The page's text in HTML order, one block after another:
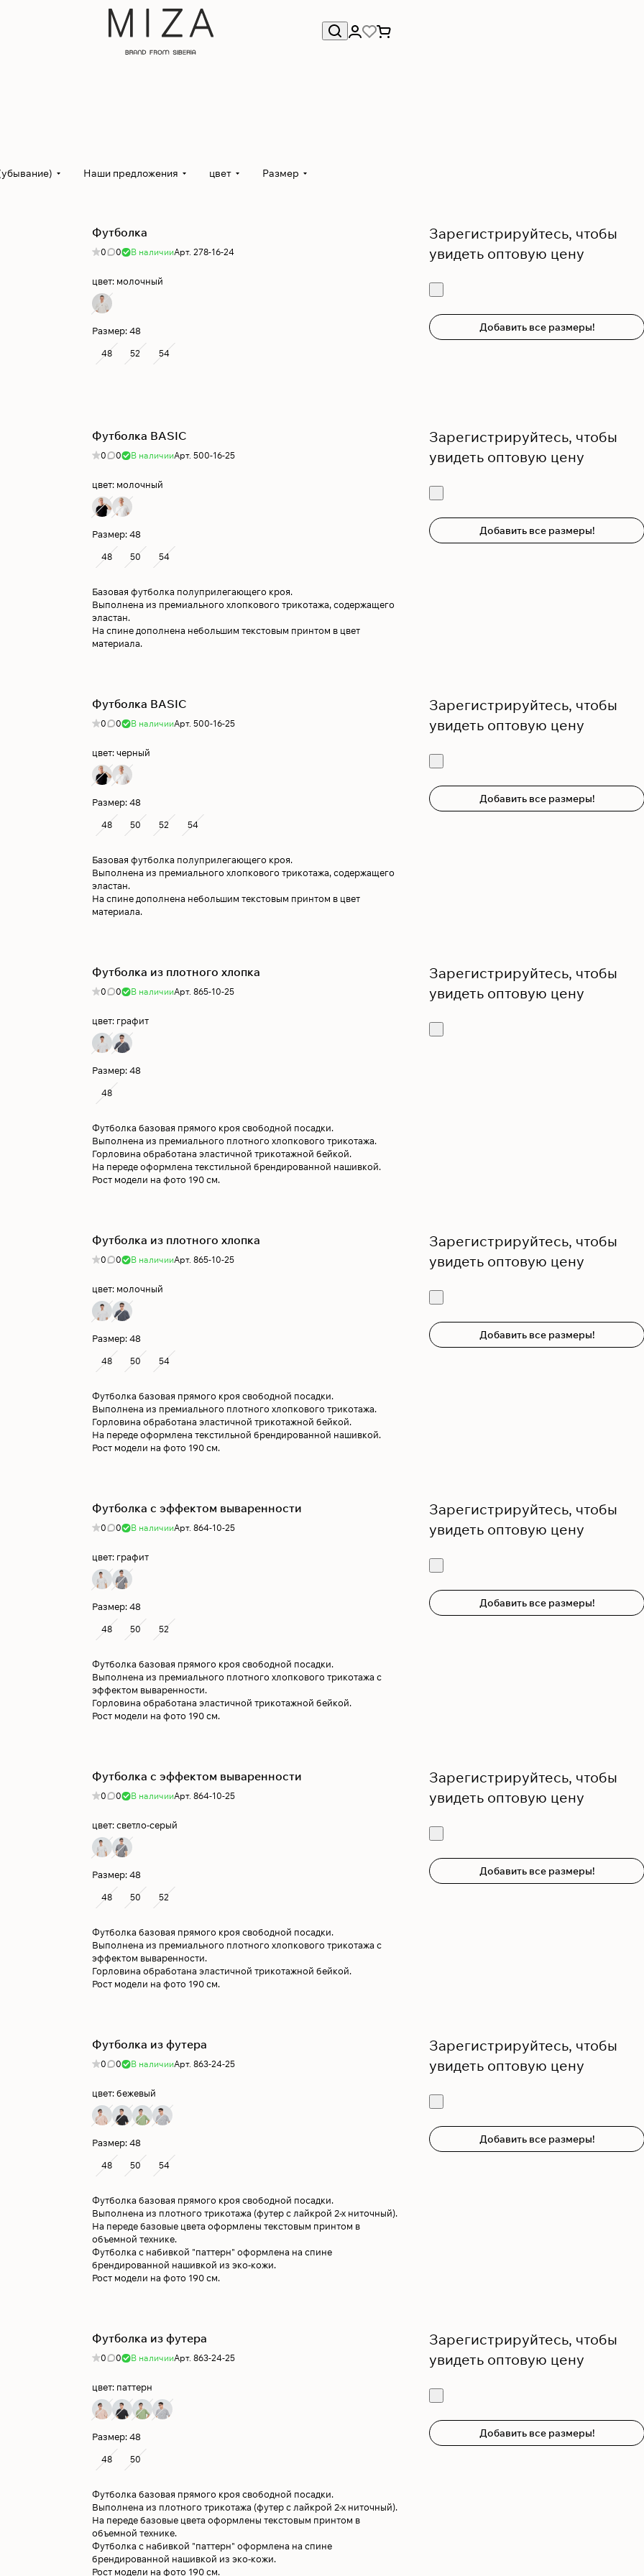
Наши предложения цвет Размер
Футболка
0 0 В наличииАрт. 278-16-24
цвет: молочный
Размер:48
48 52 54
Зарегистрируйтесь, чтобы
увидеть оптовую цену
Добавить все размеры!
Футболка BASIC
0 0 В наличииАрт. 500-16-25
цвет: молочный
Размер:48
48 50 54
Базовая футболка полуприлегающего кроя.
Выполнена из премиального хлопкового трикотажа, содержащего
эластан.
На спине дополнена небольшим текстовым принтом в цвет
материала.
Зарегистрируйтесь, чтобы
увидеть оптовую цену
Добавить все размеры!
Футболка BASIC
0 0 В наличииАрт. 500-16-25
цвет:черный
Размер:48
48 50 52 54
Базовая футболка полуприлегающего кроя.
Выполнена из премиального хлопкового трикотажа, содержащего
эластан.
На спине дополнена небольшим текстовым принтом в цвет
материала.
Зарегистрируйтесь, чтобы
увидеть оптовую цену
Добавить все размеры!
Футболка из плотного хлопка
0 0 В наличииАрт. 865-10-25
цвет: графит
Размер:48
48
Футболка базовая прямого кроя свободной посадки.
Выполнена из премиального плотного хлопкового трикотажа.
Горловина обработана эластичной трикотажной бейкой.
На переде оформлена текстильной брендированной нашивкой.
Рост модели на фото 190 см.
Зарегистрируйтесь, чтобы
увидеть оптовую цену
Футболка из плотного хлопка
0 0 В наличииАрт. 865-10-25
цвет: молочный
Размер:48
48 50 54
Футболка базовая прямого кроя свободной посадки.
Выполнена из премиального плотного хлопкового трикотажа.
Горловина обработана эластичной трикотажной бейкой.
На переде оформлена текстильной брендированной нашивкой.
Рост модели на фото 190 см.
Зарегистрируйтесь, чтобы
увидеть оптовую цену
Добавить все размеры!
Футболка с эффектом вываренности
0 0 В наличииАрт. 864-10-25
цвет: графит
Размер:48
48 50 52
Футболка базовая прямого кроя свободной посадки.
Выполнена из премиального плотного хлопкового трикотажа с
эффектом вываренности.
Горловина обработана эластичной трикотажной бейкой.
Рост модели на фото 190 см.
Зарегистрируйтесь, чтобы
увидеть оптовую цену
Добавить все размеры!
Футболка с эффектом вываренности
0 0 В наличииАрт. 864-10-25
цвет:светло-серый
Размер:48
48 50 52
Футболка базовая прямого кроя свободной посадки.
Выполнена из премиального плотного хлопкового трикотажа с
эффектом вываренности.
Горловина обработана эластичной трикотажной бейкой.
Рост модели на фото 190 см.
Зарегистрируйтесь, чтобы
увидеть оптовую цену
Добавить все размеры!
Футболка из футера
0 0 В наличииАрт. 863-24-25
цвет:бежевый
Размер:48
48 50 54
Футболка базовая прямого кроя свободной посадки.
Выполнена из плотного трикотажа (футер с лайкрой 2-х ниточный).
На переде базовые цвета оформлены текстовым принтом в
объемной технике.
Футболка с набивкой "паттерн" оформлена на спине
брендированной нашивкой из эко-кожи.
Рост модели на фото 190 см.
Зарегистрируйтесь, чтобы
увидеть оптовую цену
Добавить все размеры!
Футболка из футера
0 0 В наличииАрт. 863-24-25
цвет: паттерн
Размер:48
48 50
Футболка базовая прямого кроя свободной посадки.
Выполнена из плотного трикотажа (футер с лайкрой 2-х ниточный).
На переде базовые цвета оформлены текстовым принтом в
объемной технике.
Футболка с набивкой "паттерн" оформлена на спине
брендированной нашивкой из эко-кожи.
Рост модели на фото 190 см.
Зарегистрируйтесь, чтобы
увидеть оптовую цену
Добавить все размеры!